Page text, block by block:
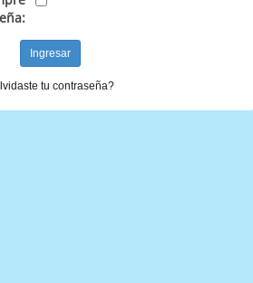
tu contraseña?